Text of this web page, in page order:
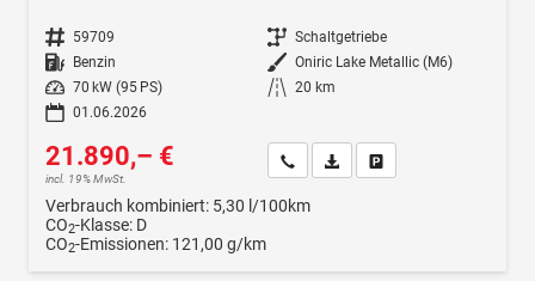
Fahrzeugnr. 59709 Getriebe Schaltgetriebe
Kraftstoff Benzin Außenfarbe Oniric Lake Metallic (M6)
Leistung
70 kW (95 PS) Kilometerstand 20 km
01.06.2026
21.890,– €
incl. 19% MwSt.
Wir rufen Sie anFahrzeugexposé (PDF)
Verbrauch kombiniert: 5,30 l/100km
CO2-Klasse: D
CO2-Emissionen: 121,00 g/km